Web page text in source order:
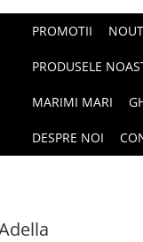
PROMOTII
PRODUSELE
MARIMI MARI
DESPRE NOI